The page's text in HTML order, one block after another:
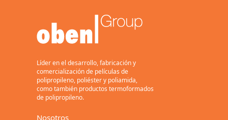
Uso general, empaque
flexible.
Líder en el desarrollo, fabricación y
comercialización de películas de
polipropileno, poliéster y poliamida,
como también productos termoformados
de polipropileno.
Nosotros